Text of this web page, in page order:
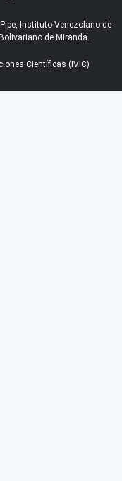
Instituto Venezolano de
de Miranda.
Científicas (IVIC)